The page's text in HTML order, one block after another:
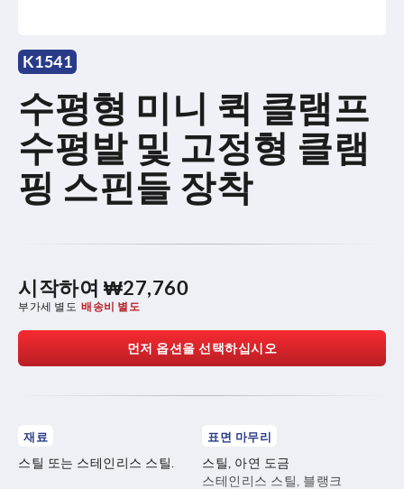
K1541
수평형 미니 퀵 클램프
수평발 및 고정형 클램
핑 스핀들 장착
시작하여 ₩27,760
부가세 별도 배송비 별도
먼저 옵션을 선택하십시오
재료
스틸 또는 스테인리스 스틸.
표면 마무리
스틸, 아연 도금
스테인리스 스틸, 블랭크